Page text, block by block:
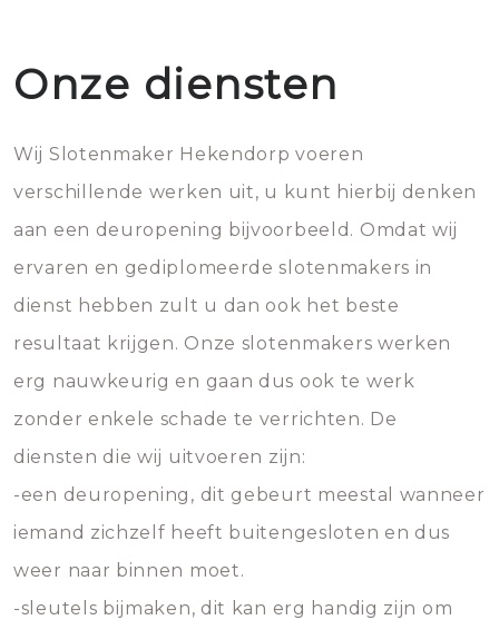
Onze diensten
Wij Slotenmaker Hekendorp voeren
verschillende werken uit, u kunt hierbij denken
aan een deuropening bijvoorbeeld. Omdat wij
ervaren en gediplomeerde slotenmakers in
dienst hebben zult u dan ook het beste
resultaat krijgen. Onze slotenmakers werken
erg nauwkeurig en gaan dus ook te werk
zonder enkele schade te verrichten. De
diensten die wij uitvoeren zijn:
-een deuropening, dit gebeurt meestal wanneer
iemand zichzelf heeft buitengesloten en dus
weer naar binnen moet.
-sleutels bijmaken, dit kan erg handig zijn om